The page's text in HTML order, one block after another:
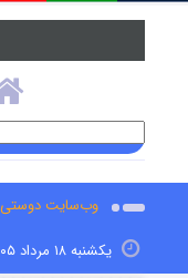
وب‌سایت
یکشنبه ۱۸ مرداد ۱۴۰۵